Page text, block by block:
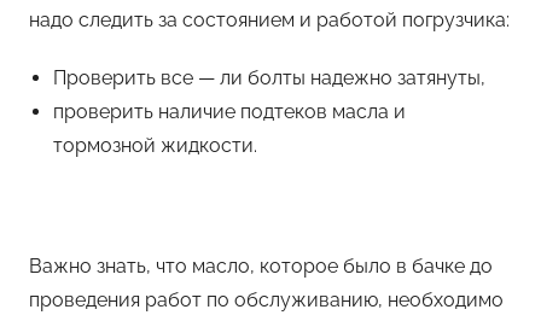
надо следить за состоянием и работой погрузчика:
Проверить все — ли болты надежно затянуты,
проверить наличие подтеков масла и
тормозной жидкости.
Важно знать, что масло, которое было в бачке до
проведения работ по обслуживанию, необходимо